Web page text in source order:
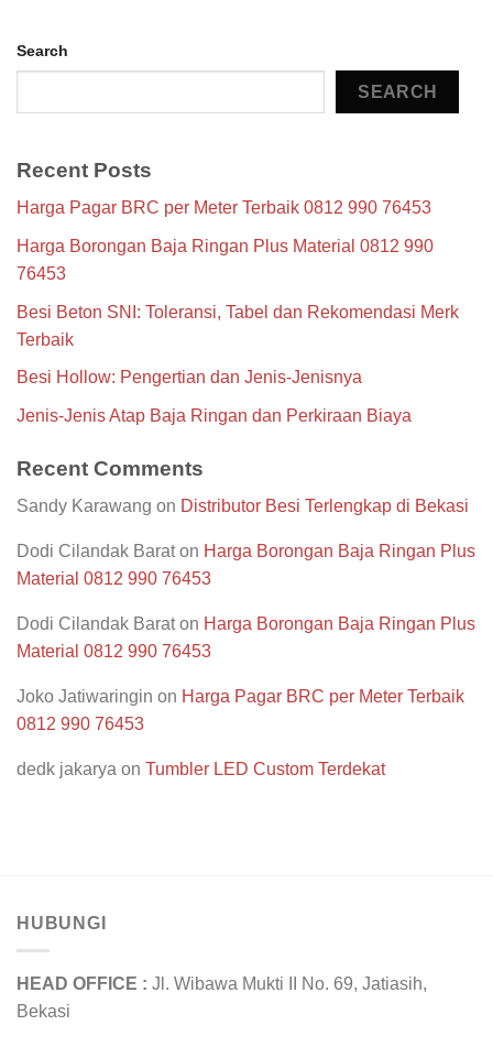
Search
SEARCH
Recent Posts
Harga Pagar BRC per Meter Terbaik 0812 990 76453
Harga Borongan Baja Ringan Plus Material 0812 990
76453
Besi Beton SNI: Toleransi, Tabel dan Rekomendasi Merk
Terbaik
Besi Hollow: Pengertian dan Jenis-Jenisnya
Jenis-Jenis Atap Baja Ringan dan Perkiraan Biaya
Recent Comments
Sandy Karawang on Distributor Besi Terlengkap di Bekasi
Dodi Cilandak Baraton Harga Borongan Baja Ringan Plus
Material 0812 990 76453
Dodi Cilandak Baraton Harga Borongan Baja Ringan Plus
Material 0812 990 76453
Joko Jatiwaringin on Harga Pagar BRC per Meter Terbaik
0812 990 76453
dedk jakarya on Tumbler LED Custom Terdekat
HUBUNGI
HEAD OFFICE : Jl. Wibawa Mukti II No. 69, Jatiasih,
Bekasi